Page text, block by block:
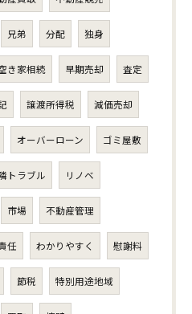
兄弟 分配 独身
き家相続 早期売却 査定
譲渡所得税 減価売却
オーバーローン ゴミ屋敷
トラブル リノベ
市場 不動産管理
任 わかりやすく 慰謝料
節税 特別用途地域